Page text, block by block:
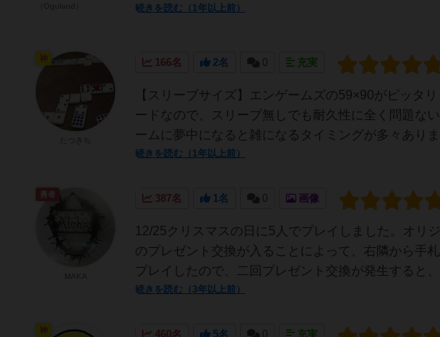
続きを読む（1年以上前）
166名 2名 0 充実
【スリーブサイズ】エンゲームズの59×90がピッタ
ードなので、スリーブ無しでも耐久性に全く問題な
ームに夢中になると雑になるタイミングが多々あり
続きを読む（1年以上前）
387名 1名 0 画像
12/25クリスマスの日に5人でプレイしました。オリ
のプレゼント交換が入ることによって、右隣から手
プレイしたので、二回プレゼント交換が発生すると
続きを読む（3年以上前）
勇者
460名 5名 0 充実